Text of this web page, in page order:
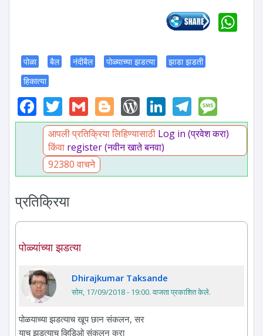
पोळा बैल नंदीबैल पोळ्याच्या झडत्या
झाडा झडती
हिकात्या
Facebook
Twitter
GmailBlogger
WordPress
LinkedIn
आपली प्रतिक्रिया लिहिण्यासाठी Log in (प्रवेश करा)
किंवा register (नवीन खाते बनवा)
92380 वाचने
प्रतिक्रिया
पोळ्यांच्या झडत्या
Dhirajkumar Taksande
सोम, 17/09/2018 - 19:00. वाजता प्रकाशित केले.
पोळयाच्या झडत्याच खूप छान संकलन, सर
याच झडत्याच व्हिडिओ संकलन करा